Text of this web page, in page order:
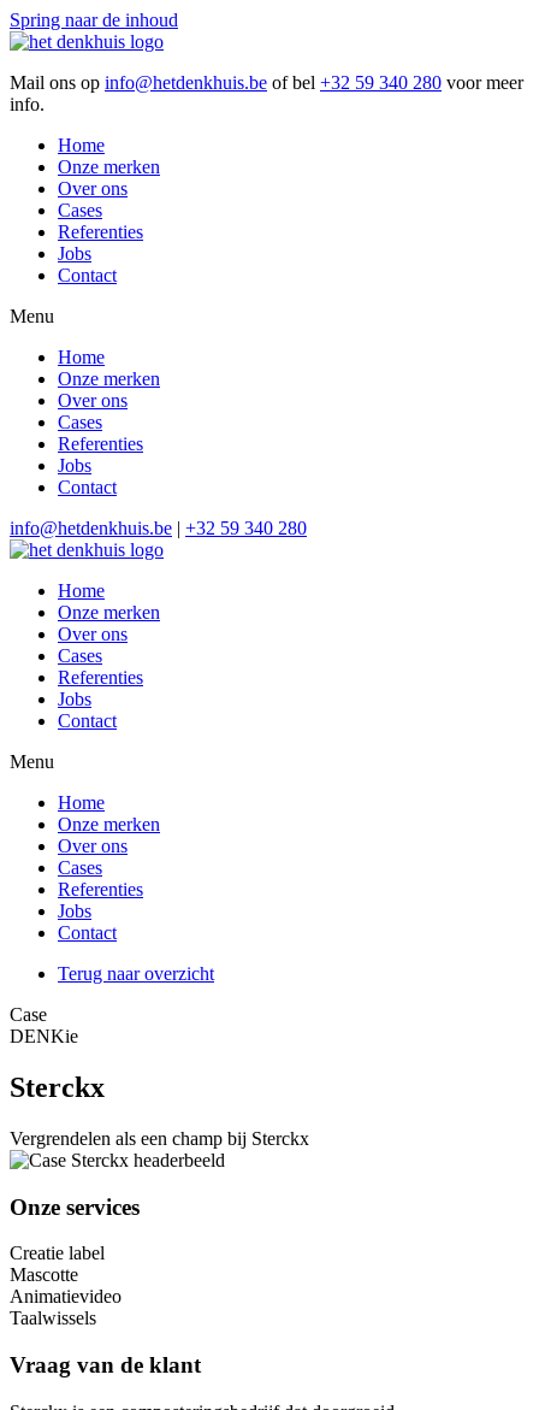
Spring naar de inhoud
Mail ons op info@hetdenkhuis.be of bel +32 59 340 280 voor meer
info.
Home
Onze merken
Over ons
Cases
Referenties
Jobs
Contact
Menu
Home
Onze merken
Over ons
Cases
Referenties
Jobs
Contact
info@hetdenkhuis.be | +32 59 340 280
Home
Onze merken
Over ons
Cases
Referenties
Jobs
Contact
Menu
Home
Onze merken
Over ons
Cases
Referenties
Jobs
Contact
Terug naar overzicht
Case
DENKie
Sterckx
Vergrendelen als een champ bij Sterckx
Onze services
Creatie label
Mascotte
Animatievideo
Taalwissels
Vraag van de klant